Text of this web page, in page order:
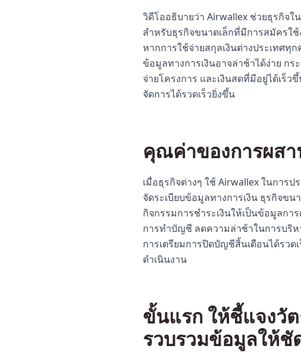
วิดีโออธิบายว่า Airwallex ช่วยธุรกิจใ
สำหรับธุรกิจขนาดเล็กที่มีการสมัครใ
หากการใช้จ่ายสกุลเงินต่างประเทศทุ
ข้อมูลทางการเงินอาจล่าช้าได้ง่าย ก
จ่ายโครงการ และเงินสดที่มีอยู่ได้เร็
จัดการได้รวดเร็วยิ่งขึ้น
คุณค่าของการผสา
เมื่อธุรกิจต่างๆ ใช้ Airwallex ในการ
จัดระเบียบข้อมูลทางการเงิน ธุรกิจข
กิจกรรมการชำระเงินให้เป็นข้อมูลกา
การทำบัญชี ลดความล่าช้าในการบริห
การเตรียมการปิดบัญชีสิ้นเดือนได้รวด
ดำเนินงาน
ขั้นแรก ให้ชี้แจงวั
รวบรวมข้อมูลให้ชั